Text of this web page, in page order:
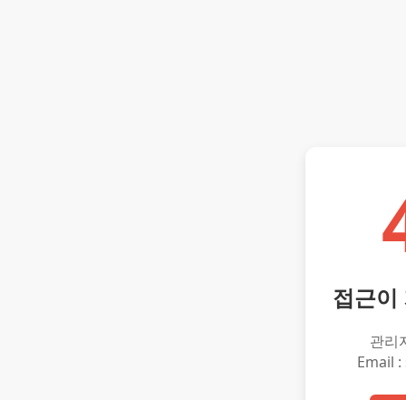
접근이
관리
Email